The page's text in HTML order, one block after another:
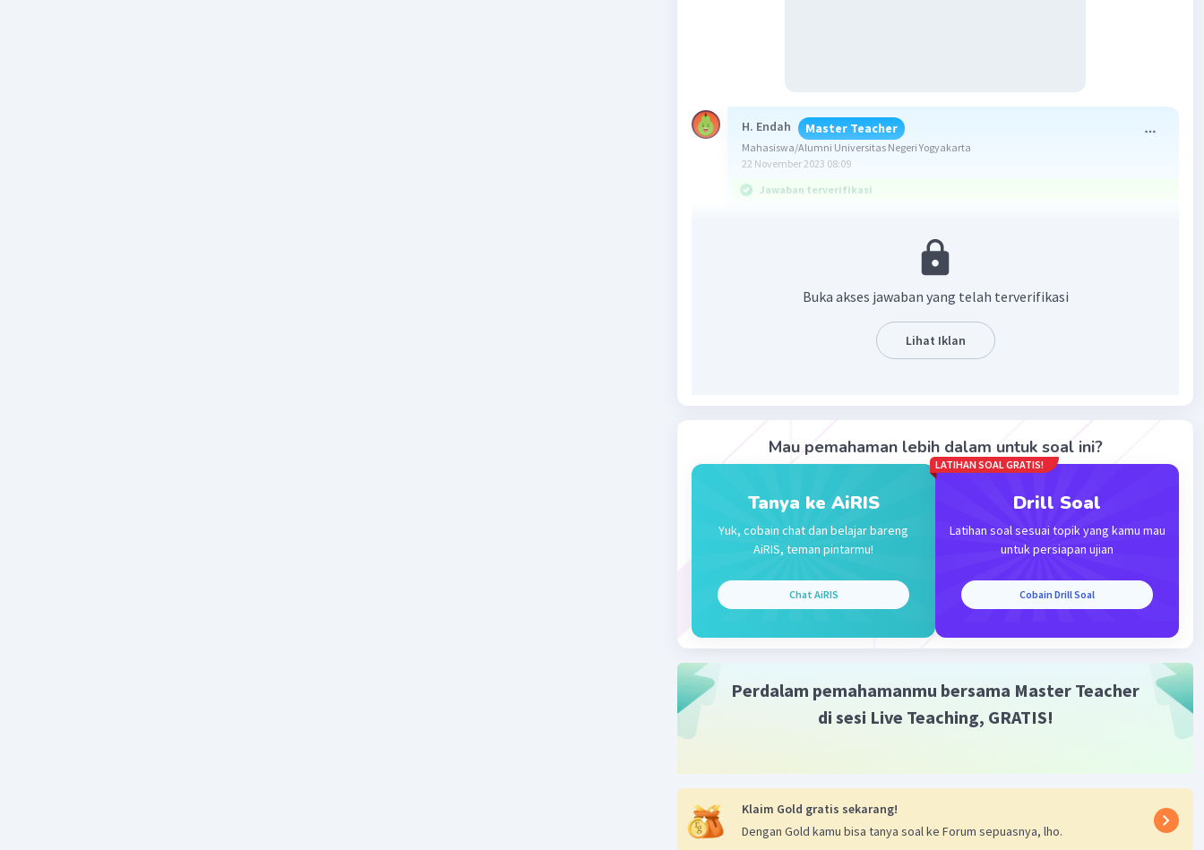
H. Endah Master Teacher
Mahasiswa/Alumni Universitas Negeri Yogyakarta
22 November 2023 08:09
Jawaban terverifikasi
Dua sudut yang saling berpelurus jumlahnya adalah 180°.
3α = 210°
α = 70°
β = 2α - 30°
β = 2(70°) - 30°
β = 140° - 30°
β = 110°
Buka akses jawaban yang telah terverifikasi
Lihat Iklan
Mau pemahaman lebih dalam untuk soal ini?
Tanya ke AiRIS
Yuk, cobain chat dan belajar bareng
AiRIS, teman pintarmu!
Chat AiRIS
LATIHAN SOAL GRATIS!
Drill Soal
Latihan soal sesuai topik yang kamu mau
untuk persiapan ujian
Cobain Drill Soal
Perdalam pemahamanmu bersama Master Teacher
di sesi Live Teaching, GRATIS!
Klaim Gold gratis sekarang!
Dengan Gold kamu bisa tanya soal ke Forum sepuasnya, lho.